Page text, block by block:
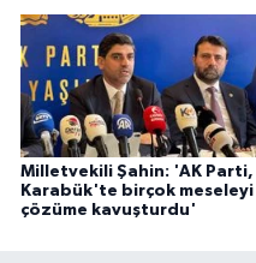
Milletvekili Şahin: 'AK Parti,
Karabük'te birçok meseleyi
çözüme kavuşturdu'